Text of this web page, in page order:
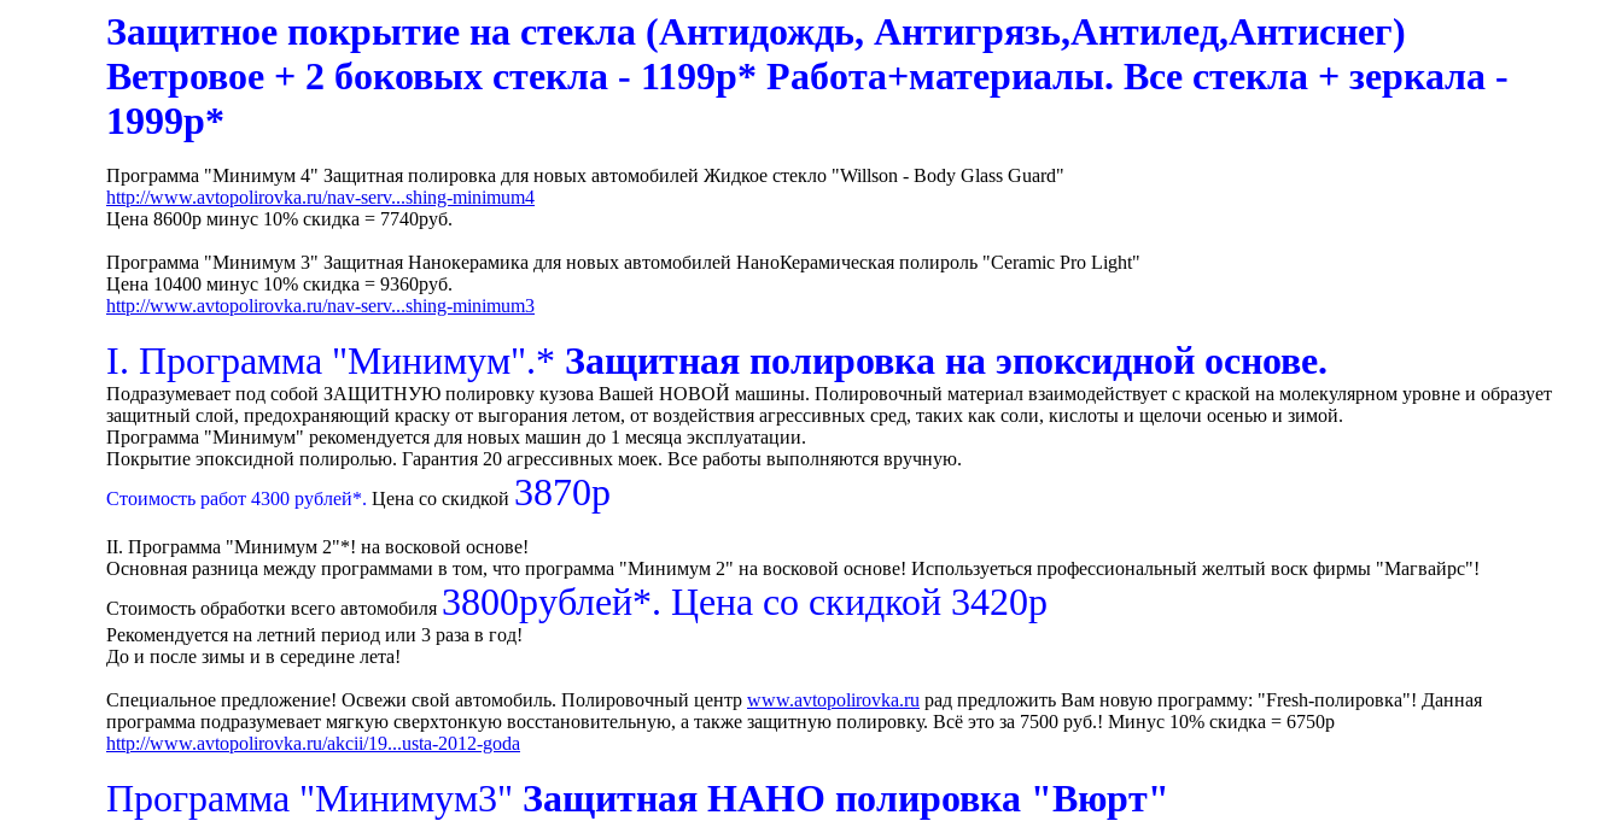
Защитное покрытие на стекла (Антидождь, Антигрязь,Антилед,Антиснег)
Ветровое + 2 боковых стекла - 1199р* Работа+материалы. Все стекла + зеркала -
1999р*
Программа "Минимум 4" Защитная полировка для новых автомобилей Жидкое стекло "Willson - Body Glass Guard"
http://www.avtopolirovka.ru/nav-serv...shing-minimum4
Цена 8600р минус 10% скидка = 7740руб.
Программа "Минимум 3" Защитная Нанокерамика для новых автомобилей НаноКерамическая полироль "Ceramic Pro Light"
Цена 10400 минус 10% скидка = 9360руб.
http://www.avtopolirovka.ru/nav-serv...shing-minimum3
I. Программа "Минимум".* Защитная полировка на эпоксидной основе.
Подразумевает под собой ЗАЩИТНУЮ полировку кузова Вашей НОВОЙ машины. Полировочный материал взаимодействует с краской на молекулярном уровне и образует
защитный слой, предохраняющий краску от выгорания летом, от воздействия агрессивных сред, таких как соли, кислоты и щелочи осенью и зимой.
Программа "Минимум" рекомендуется для новых машин до 1 месяца эксплуатации.
Покрытие эпоксидной полиролью. Гарантия 20 агрессивных моек. Все работы выполняются вручную.
Стоимость работ 4300 рублей*. Цена со скидкой 3870р
II. Программа "Минимум 2"*! на восковой основе!
Основная разница между программами в том, что программа "Минимум 2" на восковой основе! Используеться профессиональный желтый воск фирмы "Магвайрс"!
Стоимость обработки всего автомобиля 3800рублей*. Цена со скидкой 3420р
Рекомендуется на летний период или 3 раза в год!
До и после зимы и в середине лета!
Специальное предложение! Освежи свой автомобиль. Полировочный центр www.avtopolirovka.ru рад предложить Вам новую программу: "Fresh-полировка"! Данная
программа подразумевает мягкую сверхтонкую восстановительную, а также защитную полировку. Всё это за 7500 руб.! Минус 10% скидка = 6750р
http://www.avtopolirovka.ru/akcii/19...usta-2012-goda
Программа "Минимум3" Защитная НАНО полировка "Вюрт"